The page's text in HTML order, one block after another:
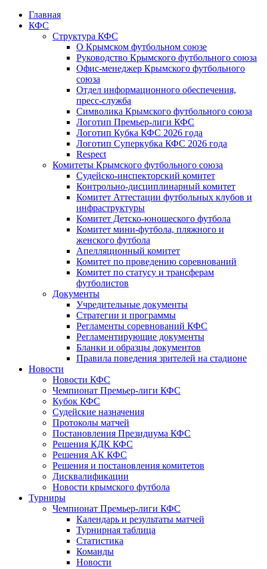
Главная
КФС
Структура КФС
О Крымском футбольном союзе
Руководство Крымского футбольного союза
Офис-менеджер Крымского футбольного
союза
Отдел информационного обеспечения,
пресс-служба
Символика Крымского футбольного союза
Логотип Премьер-лиги КФС
Логотип Кубка КФС 2026 года
Логотип Суперкубка КФС 2026 года
Respect
Комитеты Крымского футбольного союза
Судейско-инспекторский комитет
Контрольно-дисциплинарный комитет
Комитет Аттестации футбольных клубов и
инфраструктуры
Комитет Детско-юношеского футбола
Комитет мини-футбола, пляжного и
женского футбола
Апелляционный комитет
Комитет по проведению соревнований
Комитет по статусу и трансферам
футболистов
Документы
Учредительные документы
Стратегии и программы
Регламенты соревнований КФС
Регламентирующие документы
Бланки и образцы документов
Правила поведения зрителей на стадионе
Новости
Новости КФС
Чемпионат Премьер-лиги КФС
Кубок КФС
Судейские назначения
Протоколы матчей
Постановления Президиума КФС
Решения КДК КФС
Решения АК КФС
Решения и постановления комитетов
Дисквалификации
Новости крымского футбола
Турниры
Чемпионат Премьер-лиги КФС
Календарь и результаты матчей
Турнирная таблица
Статистика
Команды
Новости